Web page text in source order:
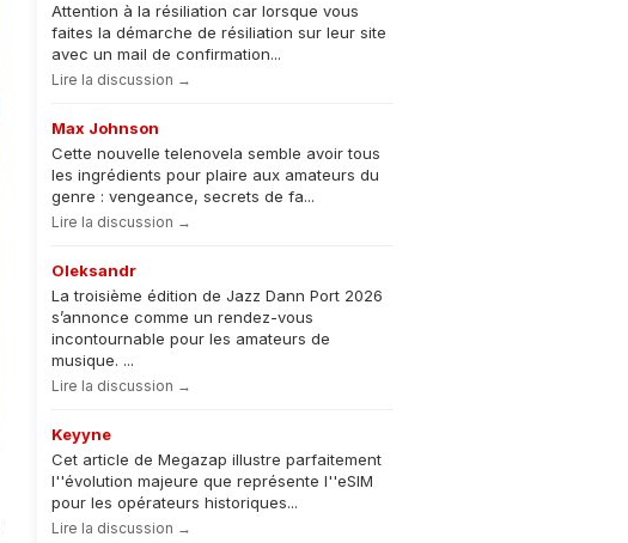
Attention à la résiliation car lorsque vous
faites la démarche de résiliation sur leur site
avec un mail de confirmation...
Lire la discussion →
Max Johnson
Cette nouvelle telenovela semble avoir tous
les ingrédients pour plaire aux amateurs du
genre : vengeance, secrets de fa...
Lire la discussion →
Oleksandr
La troisième édition de Jazz Dann Port 2026
s’annonce comme un rendez-vous
incontournable pour les amateurs de
musique. ...
Lire la discussion →
Keyyne
Cet article de Megazap illustre parfaitement
l''évolution majeure que représente l''eSIM
pour les opérateurs historiques...
Lire la discussion →